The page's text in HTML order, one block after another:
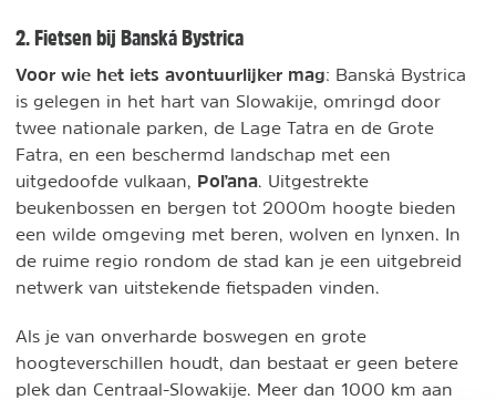
2. Fietsen bij Banská Bystrica
Voor wie het iets avontuurlijker mag: Banská Bystrica
is gelegen in het hart van Slowakije, omringd door
twee nationale parken, de Lage Tatra en de Grote
Fatra, en een beschermd landschap met een
uitgedoofde vulkaan, Poľana. Uitgestrekte
beukenbossen en bergen tot 2000m hoogte bieden
een wilde omgeving met beren, wolven en lynxen. In
de ruime regio rondom de stad kan je een uitgebreid
netwerk van uitstekende fietspaden vinden.
Als je van onverharde boswegen en grote
hoogteverschillen houdt, dan bestaat er geen betere
plek dan Centraal-Slowakije. Meer dan 1000 km aan